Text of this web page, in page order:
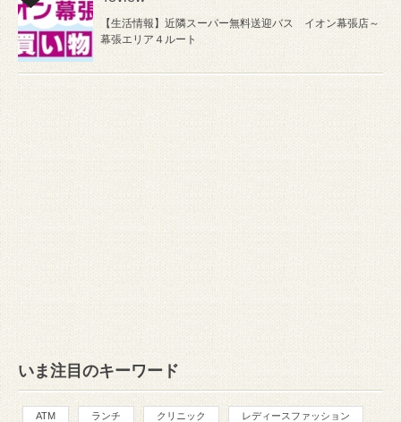
【生活情報】近隣スーパー無料送迎バス イオン幕張店～
幕張エリア４ルート
いま注目のキーワード
ATM ランチ クリニック レディースファッション